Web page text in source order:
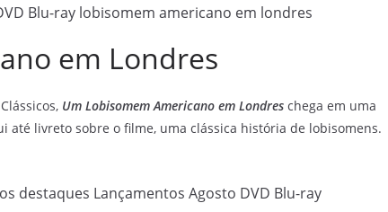
em Londres
Um Lobisomem Americano em Londres chega em uma
até livreto sobre o filme, uma clássica história de lobisomens.